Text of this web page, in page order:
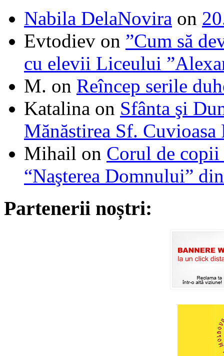
Nabila DelaNovira on
Evtodiev on ”Cum să
cu elevii Liceului
M. on Reîncep serile
Katalina on Sfânta şi
Mănăstirea Sf. Cuvioasa
Mihail on Corul de
“Naşterea Domnului”
Partenerii noștri: